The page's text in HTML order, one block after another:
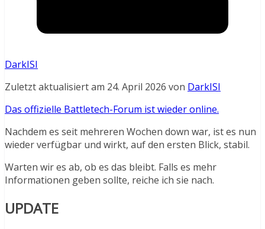
DarkISI
Zuletzt aktualisiert am 24. April 2026 von DarkISI
Das offizielle Battletech-Forum ist wieder online.
Nachdem es seit mehreren Wochen down war, ist es nun
wieder verfügbar und wirkt, auf den ersten Blick, stabil.
Warten wir es ab, ob es das bleibt. Falls es mehr
Informationen geben sollte, reiche ich sie nach.
UPDATE